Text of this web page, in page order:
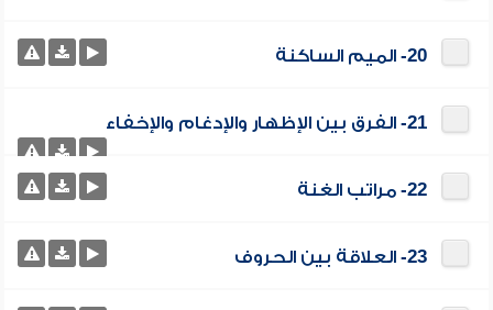
20- الميم الساكنة
21- الفرق بين الإظهار والإدغام والإخفاء
22- مراتب الغنة
23- العلاقة بين الحروف